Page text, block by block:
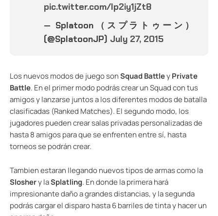
pic.twitter.com/lp2iy1jZt8
— Splatoon（スプラトゥーン）
(@SplatoonJP) July 27, 2015
Los nuevos modos de juego sonSquad BattleyPrivate
Battle. En el primer modo podrás crear un Squad con tus
amigos y lanzarse juntos a los diferentes modos de batalla
clasificadas (Ranked Matches). El segundo modo, los
jugadores pueden crear salas privadas personalizadas de
hasta 8 amigos para que se enfrenten entre sí, hasta
torneos se podrán crear.
Tambien estaran llegando nuevos tipos de armas como la
Sloshery laSplatling. En donde la primera hará
impresionante daño a grandes distancias, y la segunda
podrás cargar el disparo hasta 6 barriles de tinta y hacer un